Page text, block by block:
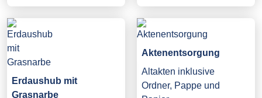
Erdaushub mit
Grasnarbe
Aktenentsorgung
Altakten inklusive
Ordner, Pappe und